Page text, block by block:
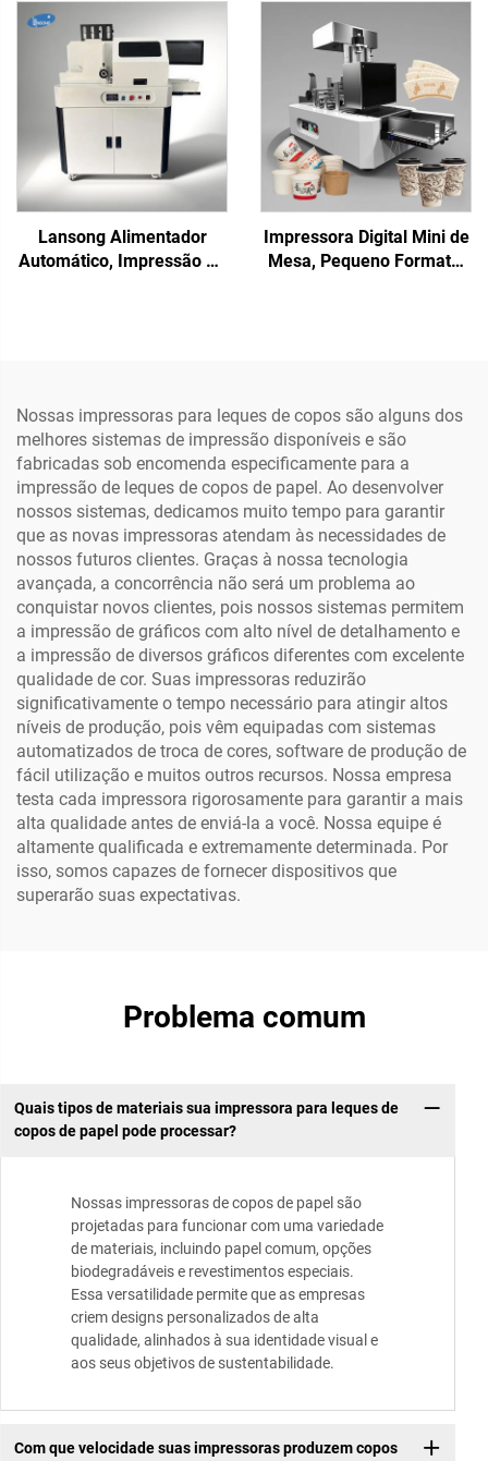
Presente, Caixa de
Plástico, Papel Cartão,
Folheto, Revista,
Impressão em Uma
Passagem
guardanapo corrugado,
caixa de papelão, pizza,
lenço de papel kraft
Lansong Alimentador
Automático, Impressão de
Cabeça HP e Computador
Impressora Digital Mini de
Mesa, Pequeno Formato,
Nossas impressoras para leques de copos são alguns dos
melhores sistemas de impressão disponíveis e são
fabricadas sob encomenda especificamente para a
impressão de leques de copos de papel. Ao desenvolver
nossos sistemas, dedicamos muito tempo para garantir
que as novas impressoras atendam às necessidades de
nossos futuros clientes. Graças à nossa tecnologia
avançada, a concorrência não será um problema ao
conquistar novos clientes, pois nossos sistemas permitem
a impressão de gráficos com alto nível de detalhamento e
a impressão de diversos gráficos diferentes com excelente
qualidade de cor. Suas impressoras reduzirão
significativamente o tempo necessário para atingir altos
níveis de produção, pois vêm equipadas com sistemas
automatizados de troca de cores, software de produção de
fácil utilização e muitos outros recursos. Nossa empresa
testa cada impressora rigorosamente para garantir a mais
alta qualidade antes de enviá-la a você. Nossa equipe é
altamente qualificada e extremamente determinada. Por
isso, somos capazes de fornecer dispositivos que
superarão suas expectativas.
Problema comum
Quais tipos de materiais sua impressora para leques de
copos de papel pode processar?
Nossas impressoras de copos de papel são
projetadas para funcionar com uma variedade
de materiais, incluindo papel comum, opções
biodegradáveis e revestimentos especiais.
Essa versatilidade permite que as empresas
criem designs personalizados de alta
qualidade, alinhados à sua identidade visual e
aos seus objetivos de sustentabilidade.
Com que velocidade suas impressoras produzem copos